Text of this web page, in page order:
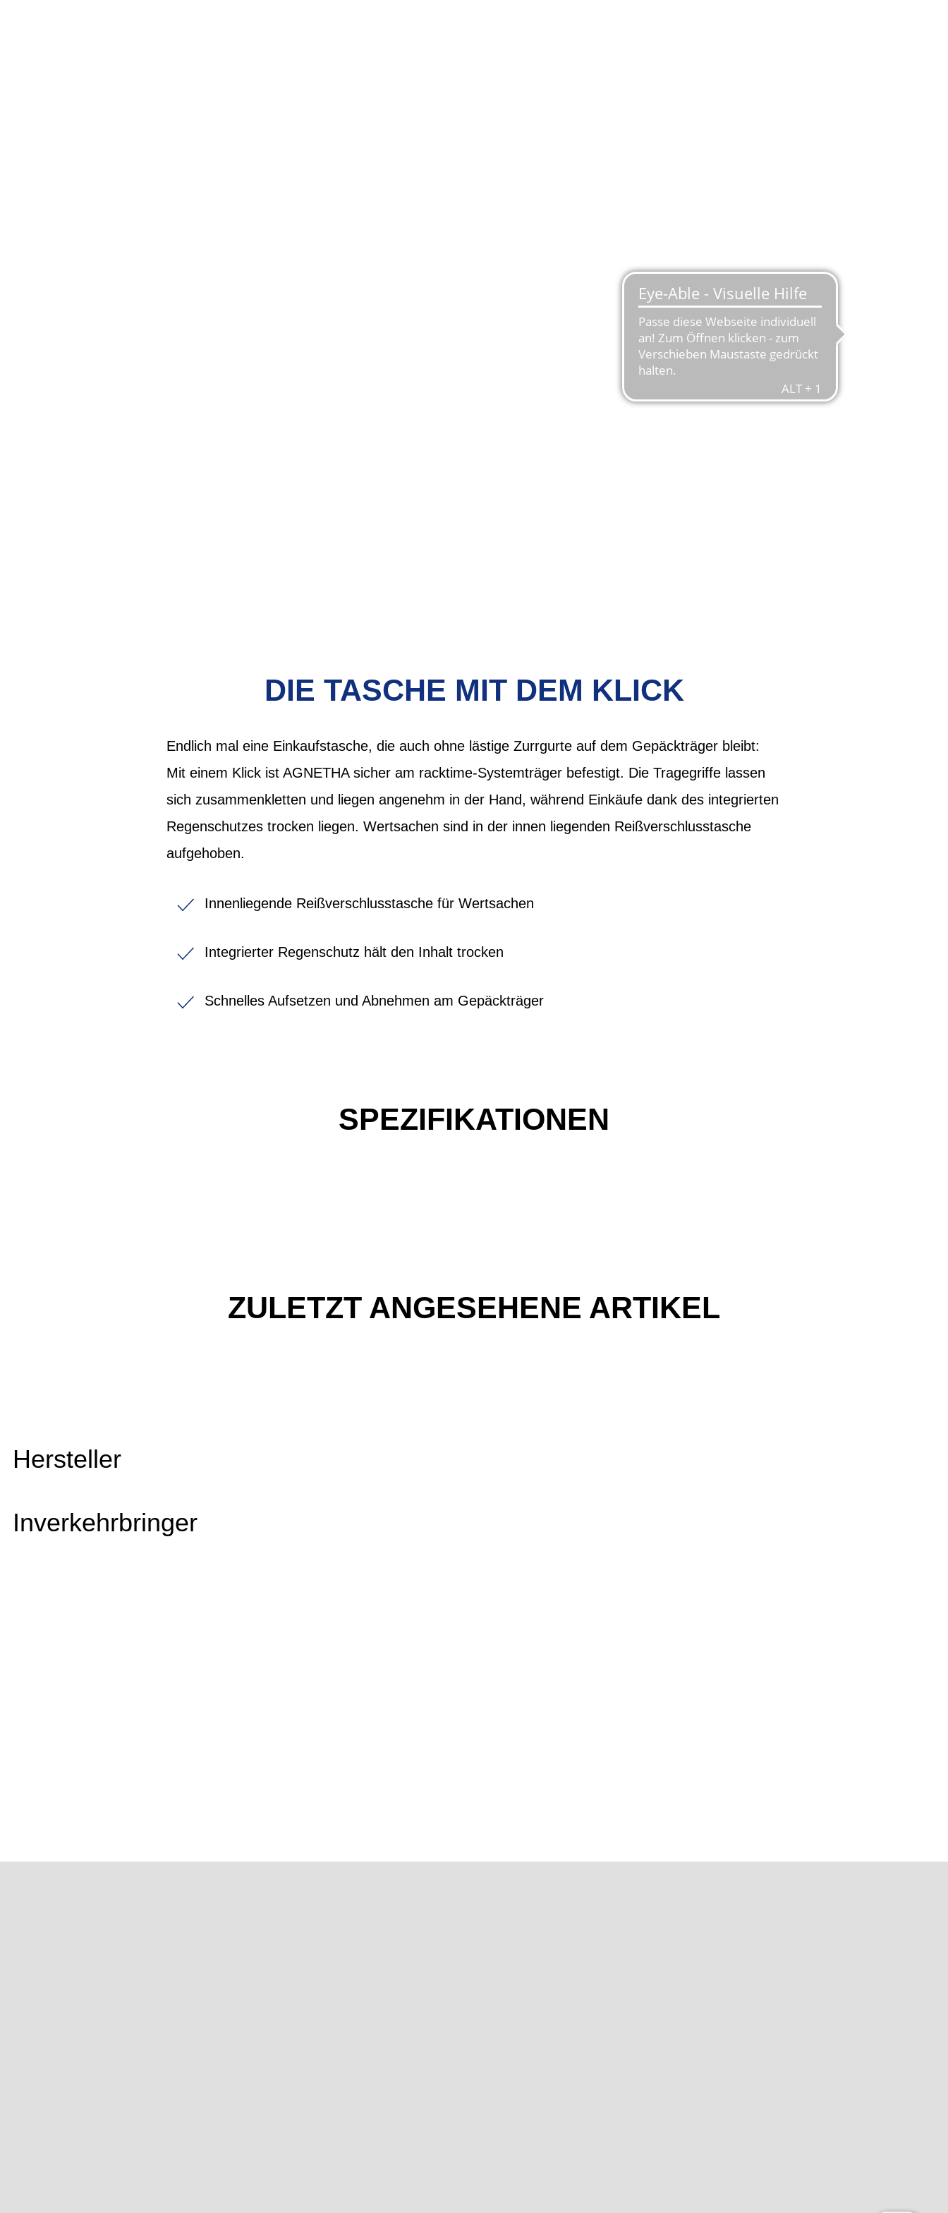
DIE TASCHE MIT DEM KLICK
Endlich mal eine Einkaufstasche, die auch ohne lästige Zurrgurte auf dem Gepäckträger bleibt:
Mit einem Klick ist AGNETHA sicher am racktime-Systemträger befestigt. Die Tragegriffe lassen
sich zusammenkletten und liegen angenehm in der Hand, während Einkäufe dank des integrierten
Regenschutzes trocken liegen. Wertsachen sind in der innen liegenden Reißverschlusstasche
aufgehoben.
Innenliegende Reißverschlusstasche für Wertsachen
Integrierter Regenschutz hält den Inhalt trocken
Schnelles Aufsetzen und Abnehmen am Gepäckträger
SPEZIFIKATIONEN
ZULETZT ANGESEHENE ARTIKEL
Hersteller
Inverkehrbringer